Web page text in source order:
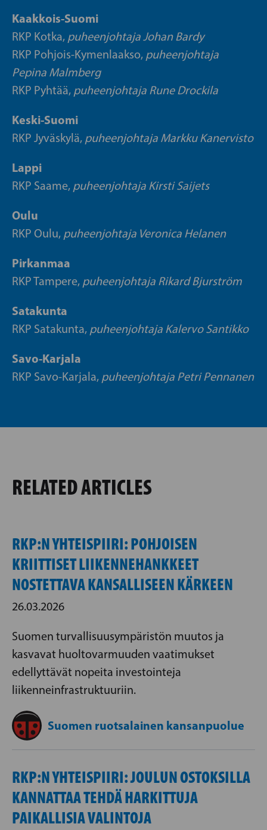
Kaakkois-Suomi
RKP Kotka, puheenjohtaja Johan Bardy
RKP Pohjois-Kymenlaakso, puheenjohtaja
Pepina Malmberg
RKP Pyhtää, puheenjohtaja Rune Drockila
Keski-Suomi
RKP Jyväskylä, puheenjohtaja Markku Kanervisto
Lappi
RKP Saame, puheenjohtaja Kirsti Saijets
Oulu
RKP Oulu, puheenjohtaja Veronica Helanen
Pirkanmaa
RKP Tampere, puheenjohtaja Rikard Bjurström
Satakunta
RKP Satakunta, puheenjohtaja Kalervo Santikko
Savo-Karjala
RKP Savo-Karjala, puheenjohtaja Petri Pennanen
RELATED ARTICLES
RKP:N YHTEISPIIRI: POHJOISEN
KRIITTISET LIIKENNEHANKKEET
NOSTETTAVA KANSALLISEEN KÄRKEEN
26.03.2026
Suomen turvallisuusympäristön muutos ja
kasvavat huoltovarmuuden vaatimukset
edellyttävät nopeita investointeja
liikenneinfrastruktuuriin.
Suomen ruotsalainen kansanpuolue
RKP:N YHTEISPIIRI: JOULUN OSTOKSILLA
KANNATTAA TEHDÄ HARKITTUJA
PAIKALLISIA VALINTOJA